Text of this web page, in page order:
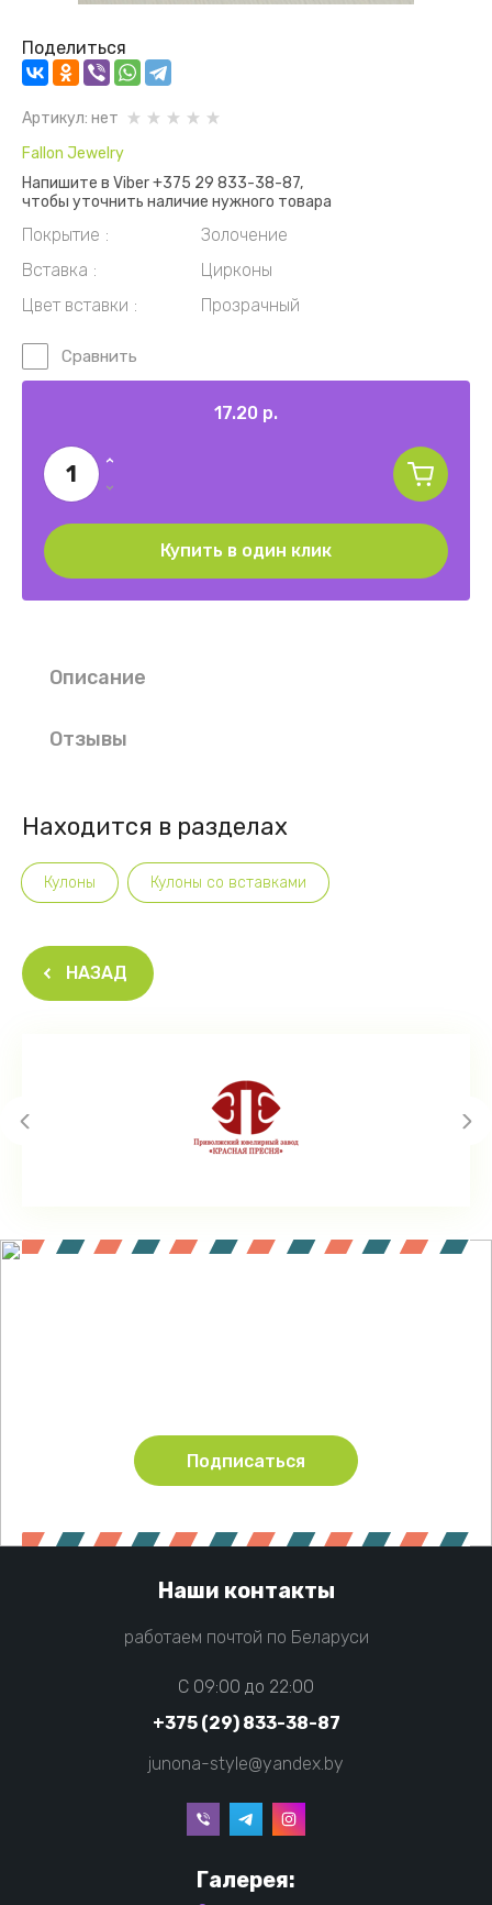
Поделиться
Артикул: нет
Fallon Jewelry
Напишите в Viber +375 29 833-38-87,
чтобы уточнить наличие нужного товара
Покрытие
Золочение
Вставка
Цирконы
Цвет вставки
Прозрачный
Сравнить
17.20 р.
Купить в один клик
Описание
Отзывы
Находится в разделах
Кулоны Кулоны со вставками
НАЗАД
Подписаться
Наши контакты
работаем почтой по Беларуси
C 09:00 до 22:00
+375 (29) 833-38-87
junona-style@yandex.by
Галерея: